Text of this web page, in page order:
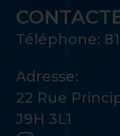
Téléphone:
Adresse:
22 Rue
J9H 3L1